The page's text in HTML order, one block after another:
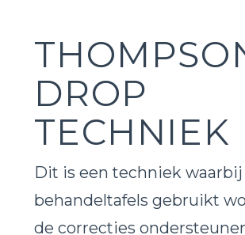
DROP
TECHNIEK
Dit is een techniek waarbij
behandeltafels gebruikt
de correcties